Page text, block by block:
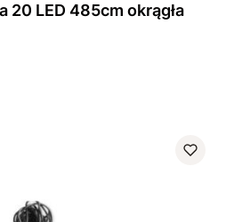
20 LED 485cm okrągła